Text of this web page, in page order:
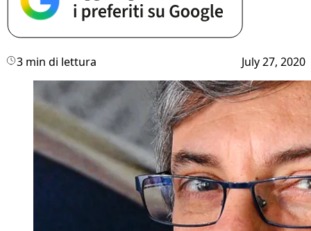
3 min di lettura July 27, 2020